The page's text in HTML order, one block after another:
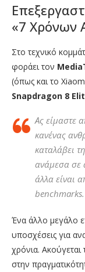
«7 Χρόνων
Στο τεχνικό
φοράει τον
(όπως και το
Snapdragon 8
Ας είμαστε
κανένας
καταλάβει
ανάμεσα σε
άλλα είναι
benchmarks.
Ένα άλλο μεγάλο
υποσχέσεις για
χρόνια.
στην